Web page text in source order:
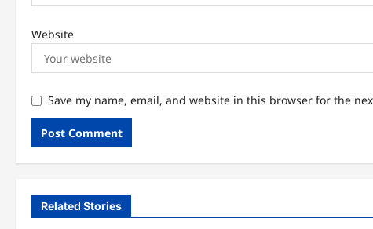
Website
Save my name, email, and website in this browser for the
Related Stories